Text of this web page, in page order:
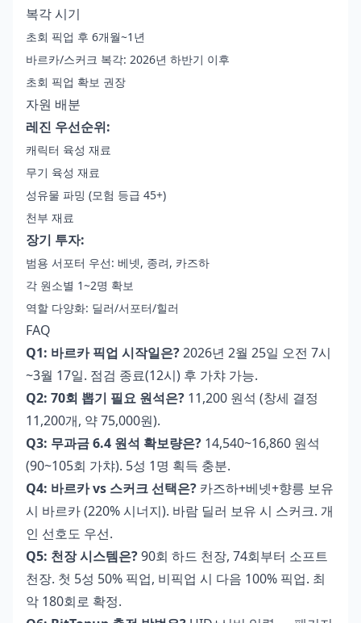
복각 시기
초회 픽업 후 6개월~1년
바르카/스커크 복각: 2026년 하반기 이후
초회 픽업 확보 권장
자원 배분
레진 우선순위:
캐릭터 육성 재료
무기 육성 재료
성유물 파밍 (모험 등급 45+)
천부 재료
장기 투자:
범용 서포터 우선: 베넷, 종려, 카즈하
각 원소별 1~2명 확보
역할 다양화: 딜러/서포터/힐러
FAQ
Q1: 바르카 픽업 시작일은?2026년 2월 25일 오전 7시
~3월 17일. 점검 종료(12시) 후 가챠 가능.
Q2: 70회 뽑기 필요 원석은? 11,200 원석 (창세 결정
11,200개, 약 75,000원).
Q3: 무과금 6.4 원석 확보량은? 14,540~16,860 원석
(90~105회 가챠). 5성 1명 획득 충분.
Q4: 바르카 vs 스커크 선택은? 카즈하+베넷+향릉 보유
시 바르카 (220% 시너지). 바람 딜러 보유 시 스커크. 개
인 선호도 우선.
Q5: 천장 시스템은?90회 하드 천장, 74회부터 소프트
천장. 첫 5성 50% 픽업, 비픽업 시 다음 100% 픽업. 최
악 180회로 확정.